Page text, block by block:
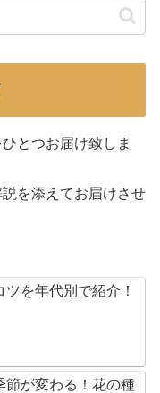
とつお届け致しま
を添えてお届けさせ
を年代別で紹介！
節が変わる！花の種